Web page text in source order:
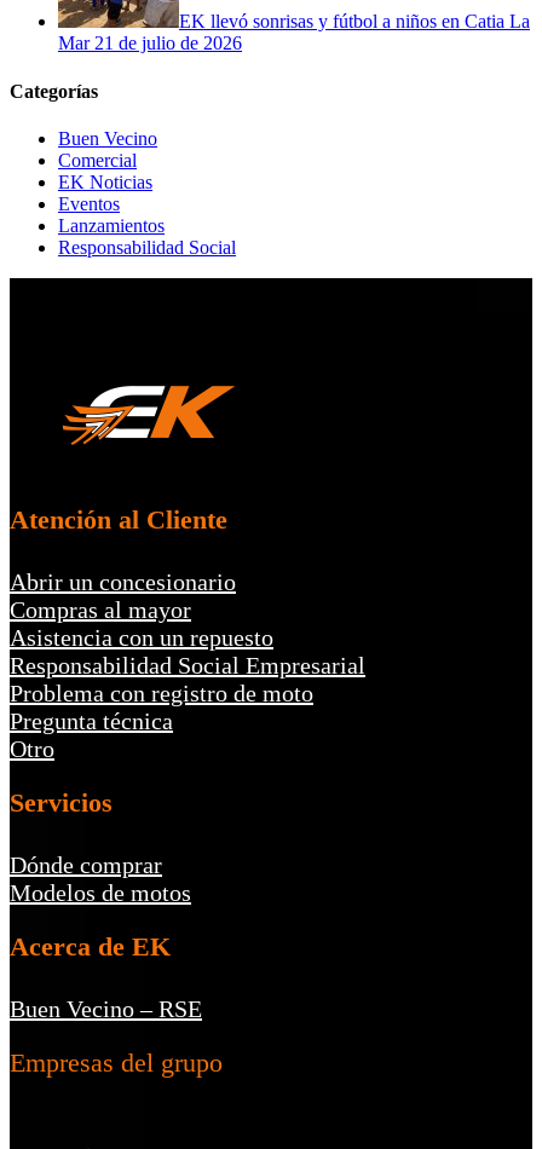
EK llevó sonrisas y fútbol a niños en Catia La
Mar 21 de julio de 2026
Categorías
Buen Vecino
Comercial
EK Noticias
Eventos
Lanzamientos
Responsabilidad Social
Atención al Cliente
Abrir un concesionario
Compras al mayor
Asistencia con un repuesto
Responsabilidad Social Empresarial
Problema con registro de moto
Pregunta técnica
Otro
Servicios
Dónde comprar
Modelos de motos
Acerca de EK
Buen Vecino – RSE
Empresas del grupo